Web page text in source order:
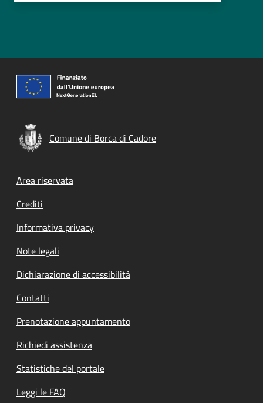
Comune di Borca di Cadore
Footer menu
Area riservata
Crediti
Informativa privacy
Note legali
Dichiarazione di accessibilità
Contatti
Prenotazione appuntamento
Richiedi assistenza
Statistiche del portale
Leggi le FAQ